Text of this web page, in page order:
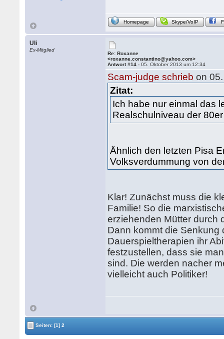
Homepage Skype/VoIP
Uli
Ex-Mitglied
Re: Roxanne
<roxanne.constantino@yahoo.com>
Antwort #14 -05. Oktober 2013 um 12:34
Scam-judge schrieb on
Zitat:
Ich habe nur einmal das
Realschulniveau der
Ähnlich den letzten Pisa
Volksverdummung von
Klar! Zunächst muss die
Familie! So die
erziehenden Mütter durch
Dann kommt die
Dauerspieltherapien ihr
festzustellen, dass sie
sind. Die werden nacher
vielleicht auch Politiker!
Seiten:[1] 2